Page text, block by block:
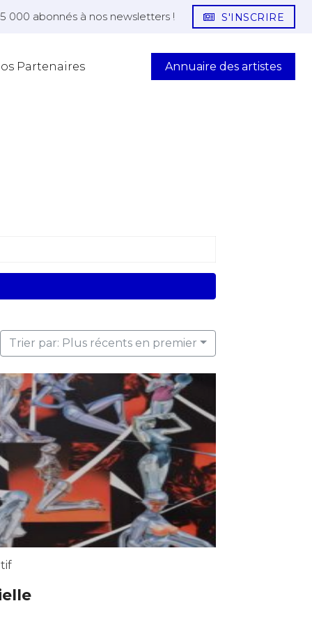
000 abonnés à nos newsletters ! S'INSCRIRE
Partenaires Annuaire des artistes
Trier par: Plus récents en premier